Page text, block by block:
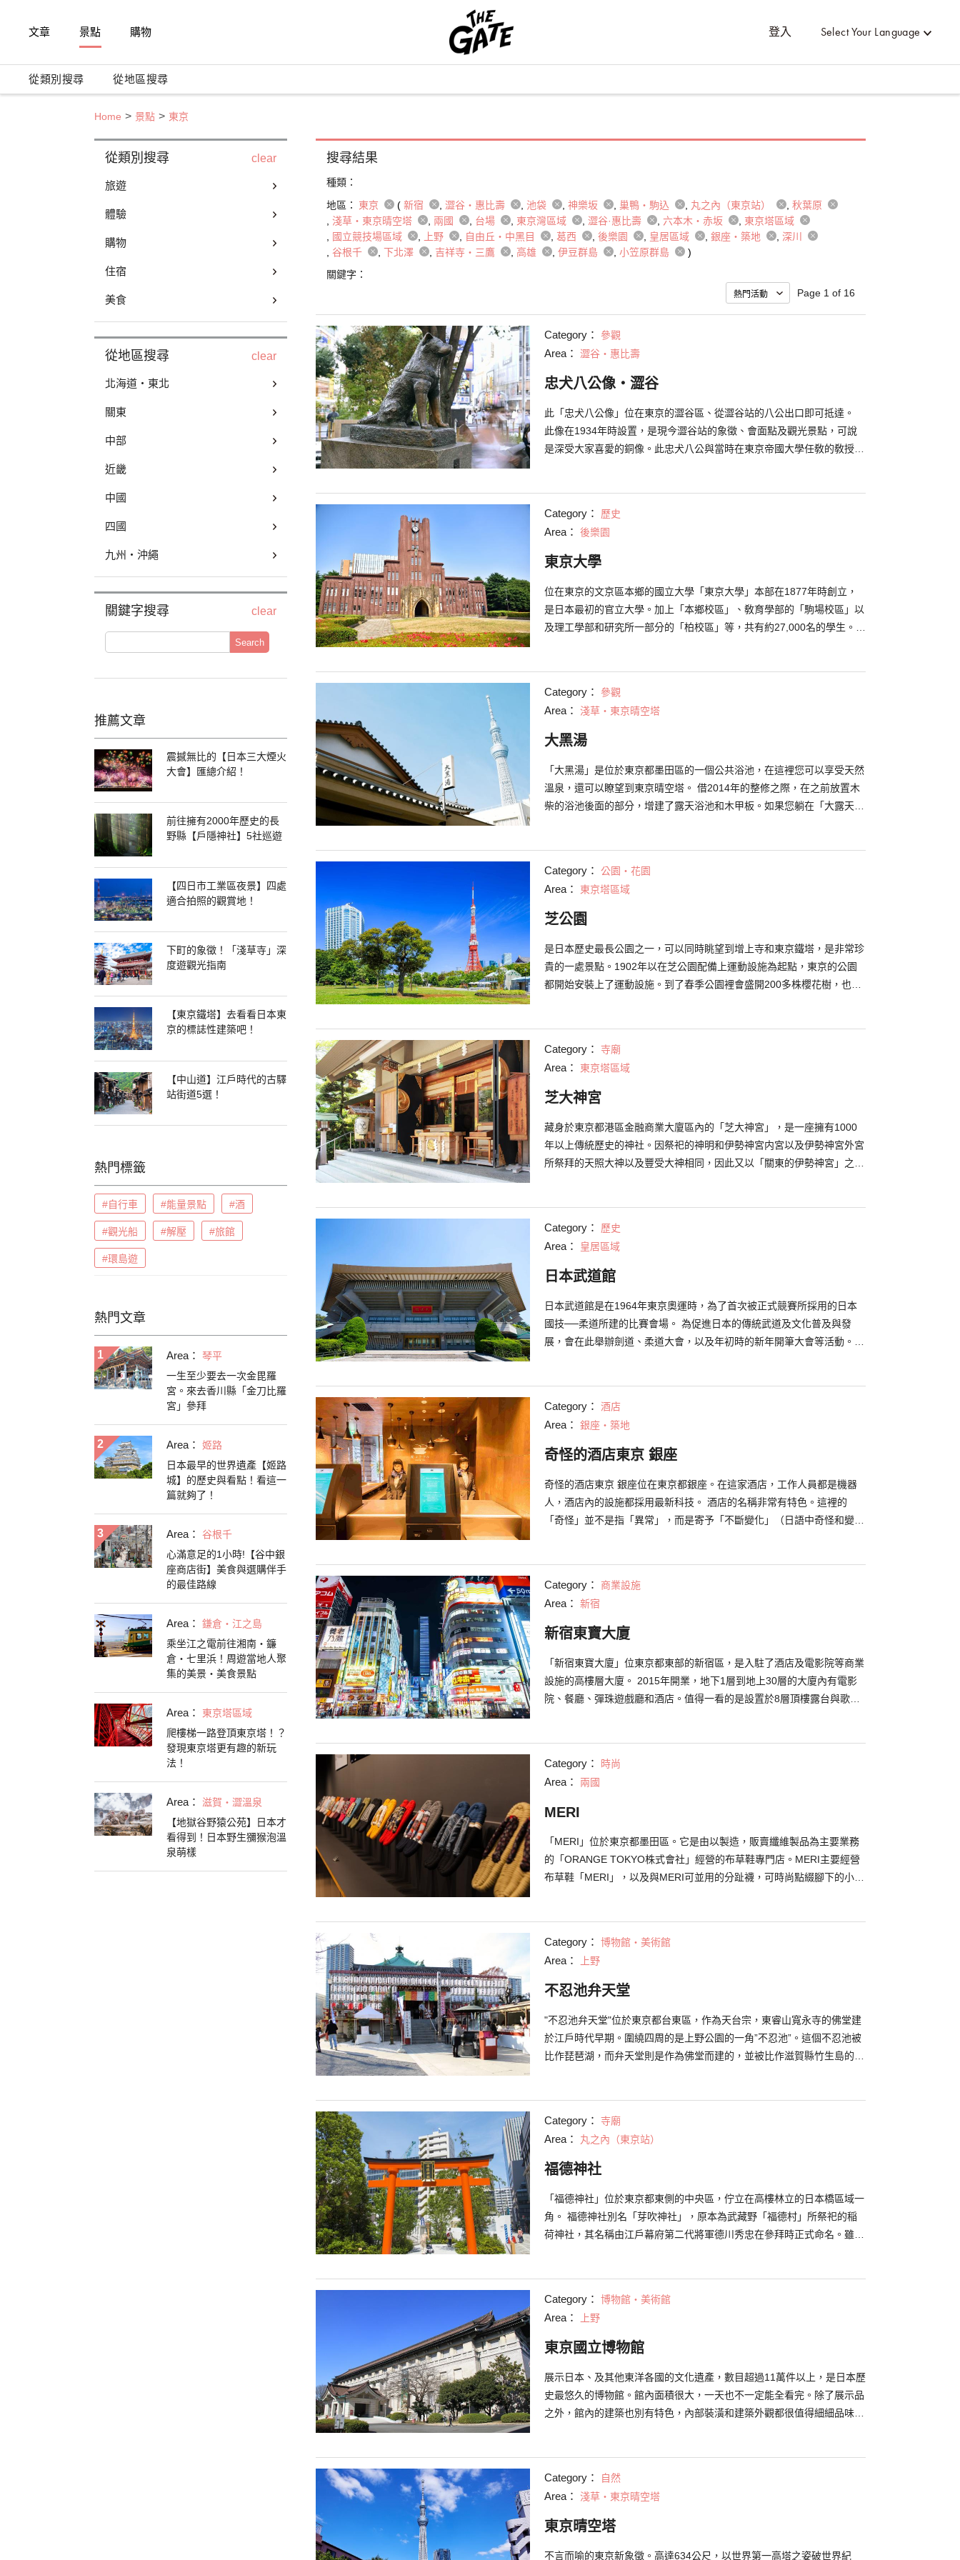
文章 景點 購物 登入 Select Your Language
從類別搜尋 從地區搜尋
Home 景點 東京
從類別搜尋 clear
旅遊
體驗
購物
住宿
美食
從地區搜尋 clear
北海道・東北
關東
中部
近畿
中國
四國
九州・沖繩
關鍵字搜尋 clear
Search
推薦文章
震撼無比的【日本三大煙火
大會】匯總介紹！
前往擁有2000年歷史的長
野縣【戶隱神社】5社巡遊
【四日市工業區夜景】四處
適合拍照的觀賞地！
下町的象徵！「淺草寺」深
度遊觀光指南
【東京鐵塔】去看看日本東
京的標誌性建築吧！
【中山道】江戶時代的古驛
站街道5選！
熱門標籤
#自行車 #能量景點 #酒
#觀光船 #解壓 #旅館
#環島遊
熱門文章
Area：
琴平
一生至少要去一次金毘羅
宮。來去香川縣「金刀比羅
宮」參拜
Area：
姬路
日本最早的世界遺產【姬路
城】的歷史與看點！看這一
篇就夠了！
Area：
谷根千
心滿意足的1小時!【谷中銀
座商店街】美食與選購伴手
的最佳路線
Area：
鎌倉・江之島
乘坐江之電前往湘南・鐮
倉・七里浜！周遊當地人聚
集的美景・美食景點
Area：
東京塔區域
爬樓梯一路登頂東京塔！？
發現東京塔更有趣的新玩
法！
Area：
滋賀・澀溫泉
【地獄谷野猿公苑】日本才
看得到！日本野生獼猴泡溫
泉萌樣
搜尋結果
種類：
地區：
東京 ( 新宿 澀谷・惠比壽 池袋 神樂坂 巢鴨・駒込 丸之內（東京站）
秋葉原
淺草・東京晴空塔
兩國 台場 東京灣區域 澀谷·惠比壽 六本木・赤坂
東京塔區域
國立競技場區域
上野 自由丘・中黑目 葛西 後樂園 皇居區域 銀座・築地
深川
谷根千
下北澤 吉祥寺・三鷹 高雄 伊豆群島 小笠原群島
)
關鍵字：
Page 1 of 16
Category： 參觀
Area： 澀谷・惠比壽
忠犬八公像・澀谷
此「忠犬八公像」位在東京的澀谷區、從澀谷站的八公出口即可抵達。
此像在1934年時設置，是現今澀谷站的象徵、會面點及觀光景點，可說
是深受大家喜愛的銅像。此忠犬八公與當時在東京帝國大學任敎的敎授一
外，在淘兒唱片澀谷店前也可看到傾斜的、具獨特設計的八公喔！ 另外
在澀谷站八公像的正前方有復古的東橫線記念列車，可看到以前載客的綠
色超輕量電車；在澀谷站南口還可看到巨人像的復刻版喔！除此之外，澀
時，別忘了光臨這些地方喔！
Category： 歷史
Area： 後樂園
東京大學
位在東京的文京區本鄉的國立大學「東京大學」本部在1877年時創立，
是日本最初的官立大學。加上「本鄉校區」、敎育學部的「駒場校區」以
及理工學部和研究所一部分的「柏校區」等，共有約27,000名的學生。
是銀杏樹林和博物館也歡迎一般民眾拜訪喔！ 與八公有關連的東京大學
農學部校區內，立有八公和當時在東京帝國大學（現在的東京大學）農學
部任敎的主人 — 上野英三郎博士的銅像，其銅像別於一般八公像，所呈
Category： 參觀
Area： 淺草・東京晴空塔
大黑湯
「大黑湯」是位於東京都墨田區的一個公共浴池，在這裡您可以享受天然
溫泉，還可以瞭望到東京晴空塔。 借2014年的整修之際，在之前放置木
柴的浴池後面的部分，增建了露天浴池和木甲板。如果您躺在「大露天」
溫泉和浴池是該店的魅力之一。男浴池和女浴池每日更換。 （照片提
供：大黒湯）
Category： 公園・花園
Area： 東京塔區域
芝公園
是日本歷史最長公園之一，可以同時眺望到增上寺和東京鐵塔，是非常珍
貴的一處景點。1902年以在芝公園配備上運動設施為起點，東京的公園
都開始安裝上了運動設施。到了春季公園裡會盛開200多株櫻花樹，也是
Category： 寺廟
Area： 東京塔區域
芝大神宮
藏身於東京都港區金融商業大廈區內的「芝大神宮」，是一座擁有1000
年以上傳統歷史的神社。因祭祀的神明和伊勢神宮内宮以及伊勢神宮外宮
所祭拜的天照大神以及豐受大神相同，因此又以「關東的伊勢神宮」之稱
公，所以便也有可得強運勢，財運，商業繁榮，治療眼睛疾病等等好運著
名。 而芝大神宮又因是歌舞伎歌劇的「ME組的鬥爭」之背景景點廣受人
知。「ME組」是當時曾在江戶時代活躍的救火隊(相當於現代的消防隊)
每年的9月11號～21號是芝大神宮的例年祭，因為此祭典舉行期間長達11
天，所以又暱稱為「拖拖拉拉祭典」。另外，此祭典有別名為「生薑
祭」，在這祭典期間會販賣生薑。這是來自於舊時神宮周圍有許多薑田，
Category： 歷史
Area： 皇居區域
日本武道館
日本武道館是在1964年東京奧運時，為了首次被正式競賽所採用的日本
國技──柔道所建的比賽會場。 為促進日本的傳統武道及文化普及與發
展，會在此舉辦劍道、柔道大會，以及年初時的新年開筆大會等活動。特
Category： 酒店
Area： 銀座・築地
奇怪的酒店東京 銀座
奇怪的酒店東京 銀座位在東京都銀座。在這家酒店，工作人員都是機器
人，酒店內的設施都採用最新科技。 酒店的名稱非常有特色。這裡的
「奇怪」並不是指「異常」，而是寄予「不斷變化」（日語中奇怪和變化
控房間的照明和溫度的「iRemocon」、自動清潔機 「LG Styler」還有可
以任意打電話、上網的手機可供免費出租。 在酒店一層的吧台陳列著朗
姆酒等共300種的酒，可供客人品嘗。 「奇怪的酒店」在東京，大阪等地
Category： 商業設施
Area： 新宿
新宿東寶大廈
「新宿東寶大廈」位東京都東部的新宿區，是入駐了酒店及電影院等商業
設施的高樓層大廈。 2015年開業，地下1層到地上30層的大廈內有電影
院、餐廳、彈珠遊戲廳和酒店。值得一看的是設置於8層頂樓露台與歌斯
樓層，還設有可近距離接觸哥吉拉造型的「哥吉拉房間」。最後，提起東
寶集團，那就不得不提電影院了，「TOHO新宿電影院（TOHO
CINEMAS Shinjuku）」薈萃了東京屈指可數的最先端技術，電影院內有
充分享受東寶電影的世界觀。
Category： 時尚
Area： 兩國
MERI
「MERI」位於東京都墨田區。它是由以製造，販賣纖維製品為主要業務
的「ORANGE TOKYO株式會社」經營的布草鞋專門店。MERI主要經營
布草鞋「MERI」，以及與MERI可並用的分趾襪，可時尚點綴腳下的小物
針織紗編織鞋底，然後在上面鑲上草鞋帶。每雙草布鞋都是精心製作而
成，因此每天只能製作出2〜3雙，是真正的手工藝品。它穿起來柔軟蓬
松，體驗過一次就一定會上癮。自家用或送人都很不錯。 每個月還開辦8
2019年10月29日 最後更新日期：2026年4月3日）
Category： 博物館・美術館
Area： 上野
不忍池弁天堂
"不忍池弁天堂"位於東京都台東區，作為天台宗，東睿山寬永寺的佛堂建
於江戶時代早期。圍繞四周的是上野公園的一角”不忍池”。這個不忍池被
比作琵琶湖，而弁天堂則是作為佛堂而建的，並被比作滋賀縣竹生島的”
的大祭祀時才能夠瞻仰其樣貌。正殿旁邊還有”大黑天堂”，裡面祭祀著與
谷中七福神不同的"大黒天"。傳說這個大黑神被豐臣秀吉所鍾愛。
Category： 寺廟
Area： 丸之內（東京站）
福德神社
「福德神社」位於東京都東側的中央區，佇立在高樓林立的日本橋區域一
角。 福德神社別名「芽吹神社」，原本為武藏野「福德村」所祭祀的稲
荷神社，其名稱由江戶幕府第二代將軍德川秀忠在參拜時正式命名。雖建
名，其中可以安心收藏樂透的「寶袋」是神社的高人氣幸運小物之一。
Category： 博物館・美術館
Area： 上野
東京國立博物館
展示日本、及其他東洋各國的文化遺產，數目超過11萬件以上，是日本歷
史最悠久的博物館。館內面積很大，一天也不一定能全看完。除了展示品
之外，館內的建築也別有特色，內部裝潢和建築外觀都很值得細細品味。
Category： 自然
Area： 淺草・東京晴空塔
東京晴空塔
不言而喻的東京新象徵。高達634公尺，以世界第一高塔之姿破世界紀